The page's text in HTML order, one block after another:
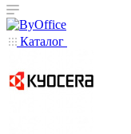
Каталог